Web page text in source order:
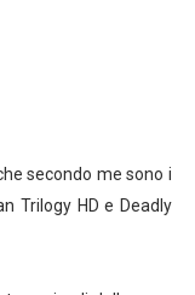
secondo me sono i
Trilogy HD e Deadly